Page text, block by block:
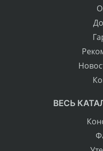
ВЕСЬ